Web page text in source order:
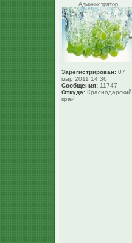
Администратор
Зарегистрирован: 07
мар 2011 14:36
Сообщения: 11747
Откуда: Краснодарский
край